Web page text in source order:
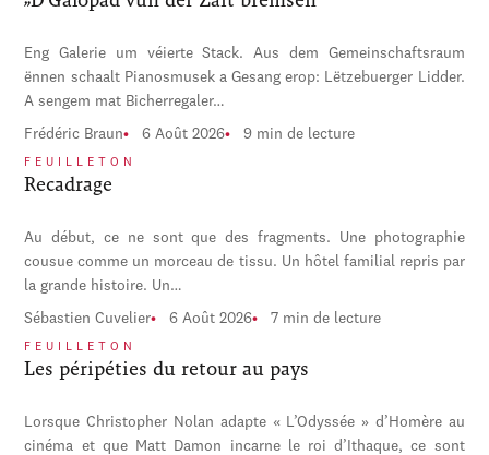
Eng Galerie um véierte Stack. Aus dem Gemeinschaftsraum
ënnen schaalt Pianosmusek a Gesang erop: Lëtzebuerger Lidder.
A sengem mat Bicherregaler…
Frédéric Braun 6 Août 2026 9 min de lecture
FEUILLETON
Recadrage
Au début, ce ne sont que des fragments. Une photographie
cousue comme un morceau de tissu. Un hôtel familial repris par
la grande histoire. Un…
Sébastien Cuvelier 6 Août 2026 7 min de lecture
FEUILLETON
Les péripéties du retour au pays
Lorsque Christopher Nolan adapte « L’Odyssée » d’Homère au
cinéma et que Matt Damon incarne le roi d’Ithaque, ce sont